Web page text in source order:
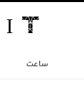
I
ساعت